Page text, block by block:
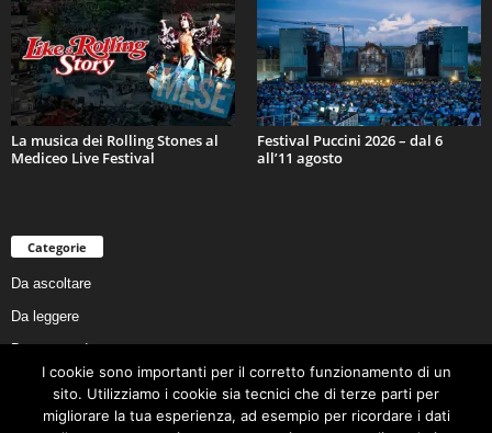
La musica dei Rolling Stones al
Mediceo Live Festival
Festival Puccini 2026 – dal 6
all’11 agosto
Categorie
Da ascoltare
Da leggere
Da non perdere
Da conoscere
Da preservare
I cookie sono importanti per il corretto funzionamento di un
sito. Utilizziamo i cookie sia tecnici che di terze parti per
migliorare la tua esperienza, ad esempio per ricordare i dati